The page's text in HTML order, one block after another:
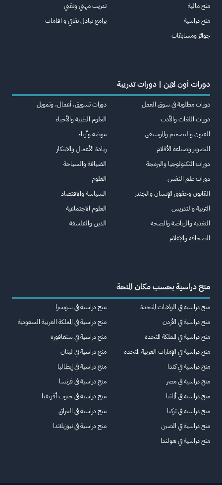
منح مالية
منح دراسية
جوائز ومسابقات
تدريب مهني وتقني
برامج تبادل ثقافي و اقامات
دورات أون لاين | دورات تدريبة
دورات مطلوبة في سوق العمل
دورات اللغات والأدب
الفنون والتصميم والموسيقى
التصوير وصناعة الأفلام
دورات التكنولوجيا والبرمجة
دورات علم النفس
القانون وحقوق الإنسان والجندر
التربية والتدريس
التغذية والرياضة والصحة
الصحافة والإعلام
دورات تسويق، أعمال، وتمويل
العلوم الطبية والأحياء
موضة وأزياء
ريادة الأعمال والابتكار
الضيافة والسياحة
العلوم
السياسة والاقتصاد
العلوم الاجتماعية
الدين والفلسفة
منح دراسية بحسب مكان المنحة
منح دراسية في الولايات المتحدة
منح دراسية في الأردن
منح دراسية في المملكة المتحدة
منح دراسية في الإمارات العربية المتحدة
منح دراسية في كندا
منح دراسية في مصر
منح دراسية في ألمانيا
منح دراسية في تركيا
منح دراسية في الصين
منح دراسية في هولندا
منح دراسية في سويسرا
منح دراسية في المملكة العربية السعودية
منح دراسية في سنغافورة
منح دراسية في لبنان
منح دراسية في إيطاليا
منح دراسية في فرنسا
منح دراسية في جنوب أفريقيا
منح دراسية في العراق
منح دراسية في نيوزيلاندا